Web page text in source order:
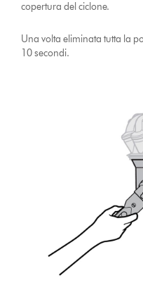
copertura del ciclone.
Una volta eliminata tutta la
10 secondi.